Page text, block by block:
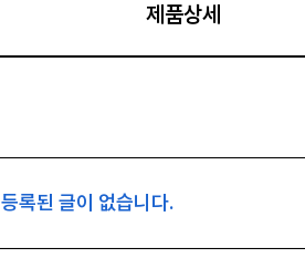
제품상세
등록된 글이 없습니다.